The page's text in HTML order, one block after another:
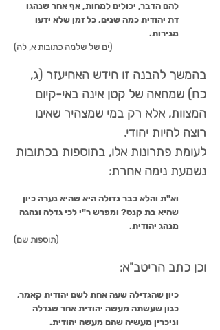
להם הדבר, יכולים למחות, אף אחר שנהגו
דת יהודית כמה שנים, כל זמן שלא ידעו
מגירות.
(ים של שלמה כתובות א, לה)
בהמשך להבנה זו חידש האחיעזר (ג,
כח) שמחאה של קטן אינה באי-קיום
המצוות, אלא רק במי שמצהיר שאינו
רוצה להיות יהודי.
לעומת פתרונות אלו, בתוספות בכתובות
נשמעת נימה אחרת:
וא"ת והלא כבר גדולה היא שהיא נערה כיון
שהיא בת קנס? ומפרש ר"י לכי גדלה ונהגה
מנהג יהודית.
(תוספות שם)
וכן כתב הריטב"א:
כיון שהגדילה שעה אחת לשם יהודית קאמר,
כגון שעשתה מעשה יהודית אחר שגדלה
וניכרין מעשיה שהם מעשה יהודית.